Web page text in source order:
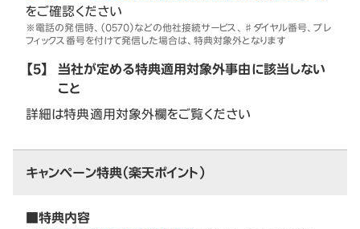
をご確認ください
※電話の発信時、（0570）などの他社接続サービス、♯ダイヤル番号、プレ
フィックス番号を付けて発信した場合は、特典対象外となります
【5】
当社が定める特典適用対象外事由に該当しない
こと
詳細は特典適用対象外欄をご覧ください
キャンペーン特典（楽天ポイント）
■特典内容